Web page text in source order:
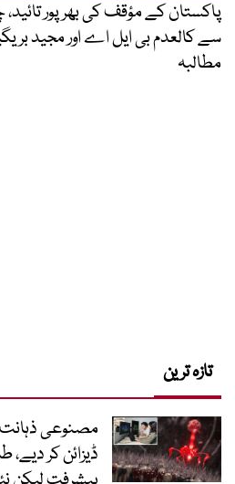
پاکستان کے مؤقف کی بھرپور
سے کالعدم بی ایل اے اور مجید
مطالبہ
تازہ ترین
مصنوعی ذہانت
ڈیزائن کر